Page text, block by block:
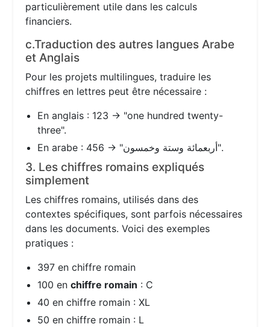
particulièrement utile dans les calculs
financiers.
c.Traduction des autres langues Arabe
et Anglais
Pour les projets multilingues, traduire les
chiffres en lettres peut être nécessaire :
En anglais : 123 → "one hundred twenty-
three".
En arabe : 456 → "أربعمائة وستة وخمسون".
3. Les chiffres romains expliqués
simplement
Les chiffres romains, utilisés dans des
contextes spécifiques, sont parfois nécessaires
dans les documents. Voici des exemples
pratiques :
397 en chiffre romain
100 enchiffre romain : C
40 en chiffre romain : XL
50 en chiffre romain : L